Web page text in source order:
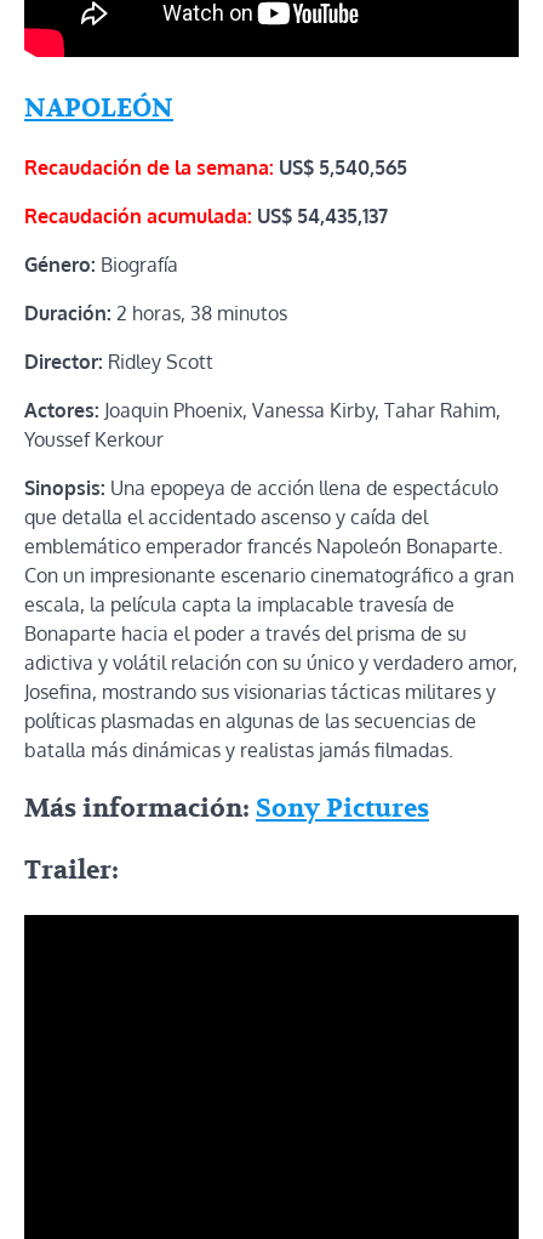
NAPOLEÓN
Recaudación de la semana: US$ 5,540,565
Recaudación acumulada: US$ 54,435,137
Género: Biografía
Duración: 2 horas, 38 minutos
Director: Ridley Scott
Actores: Joaquin Phoenix, Vanessa Kirby, Tahar Rahim,
Youssef Kerkour
Sinopsis: Una epopeya de acción llena de espectáculo
que detalla el accidentado ascenso y caída del
emblemático emperador francés Napoleón Bonaparte.
Con un impresionante escenario cinematográfico a gran
escala, la película capta la implacable travesía de
Bonaparte hacia el poder a través del prisma de su
adictiva y volátil relación con su único y verdadero amor,
Josefina, mostrando sus visionarias tácticas militares y
políticas plasmadas en algunas de las secuencias de
batalla más dinámicas y realistas jamás filmadas.
Más información: Sony Pictures
Trailer: